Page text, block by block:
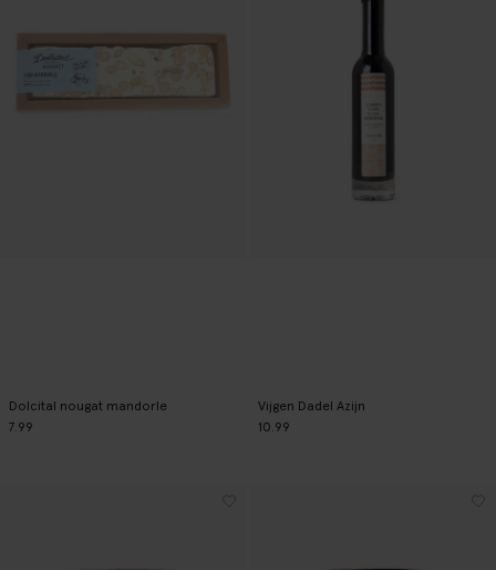
Dolcital nougat mandorle
7.99
Vijgen Dadel Azijn
10.99